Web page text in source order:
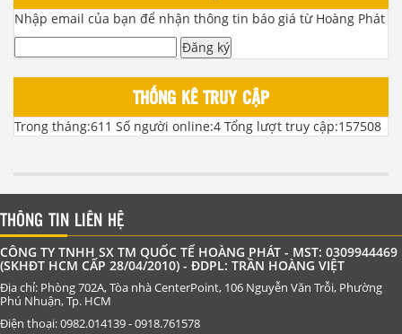
Nhập email của bạn để nhận thông tin báo giá từ Hoàng Phát
Đăng ký
THỐNG KÊ TRUY CẬP
Trong tháng:611 Số người online:4 Tổng lượt truy cập:157508
THÔNG TIN LIÊN HỆ
CÔNG TY TNHH SX TM QUỐC TẾ HOÀNG PHÁT - MST: 0309944469
(SKHĐT HCM CẤP 28/04/2010) - ĐDPL: TRẦN HOÀNG VIỆT
Địa chỉ: Phòng 702A, Tòa nhà CenterPoint, 106 Nguyễn Văn Trỗi, Phường
Phú Nhuận, Tp. HCM
Điện thoại: 0982.014139 - 0918.761578